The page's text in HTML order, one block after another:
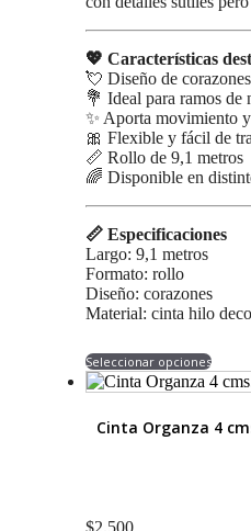
💖 Características
💘 Diseño de
💐 Ideal para ramos
✨ Aporta movimiento
🎀 Flexible y fácil de
📏 Rollo de 9,1 metros
🌈 Disponible en
📏 Especificaciones
Largo: 9,1 metros
Formato: rollo
Diseño: corazones
Material: cinta hilo
Seleccionar opciones
tiene
Cinta Organza 4
$2.500